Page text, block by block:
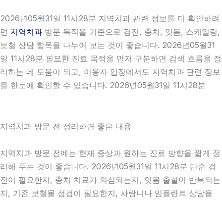
2026년05월31일 11시28분 지역치과 관련 정보를 더 확인하려
면 지역치과 방문 목적을 기준으로 검진, 충치, 잇몸, 스케일링,
보철 상담 항목을 나누어 보는 것이 좋습니다. 2026년05월31
일 11시28분 필요한 진료 목적을 먼저 구분하면 검색 흐름을 정
리하는 데 도움이 되고, 이용자 입장에서도 지역치과 관련 정보
를 한눈에 확인할 수 있습니다. 2026년05월31일 11시28분
지역치과 방문 전 정리하면 좋은 내용
지역치과 방문 전에는 현재 증상과 원하는 진료 방향을 짧게 정
리해 두는 것이 좋습니다. 2026년05월31일 11시28분 단순 검
진이 필요한지, 충치 치료가 의심되는지, 잇몸 출혈이 반복되는
지, 기존 보철물 점검이 필요한지, 사랑니나 임플란트 상담을